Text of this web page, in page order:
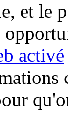
et le
activé